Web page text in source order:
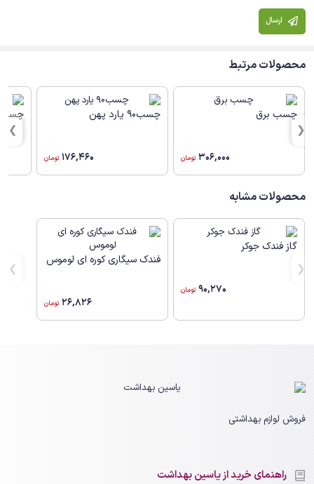
ارسال
محصولات مرتبط
چسب برق
306,000 تومان
چسب90 یارد پهن
176,460 تومان
چسب
محصولات مشابه
گاز فندک جوکر
90,270 تومان
فندک سیگاری کوره ای لوموس
26,826 تومان
فروش لوازم بهداشتی
راهنمای خرید از یاسین بهداشت